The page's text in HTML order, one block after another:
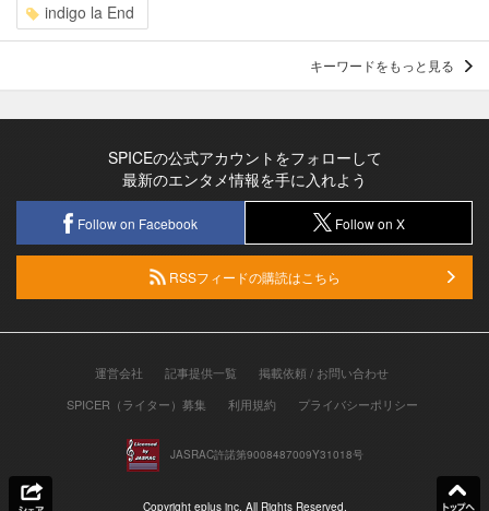
indigo la End
キーワードをもっと見る
SPICEの公式アカウントをフォローして
最新のエンタメ情報を手に入れよう
Follow on Facebook Follow on X
RSSフィードの購読はこちら
運営会社 記事提供一覧
掲載依頼 / お問い合わせ
SPICER（ライター）募集
利用規約 プライバシーポリシー
JASRAC許諾第9008487009Y31018号
Copyright eplus inc. All Rights Reserved.